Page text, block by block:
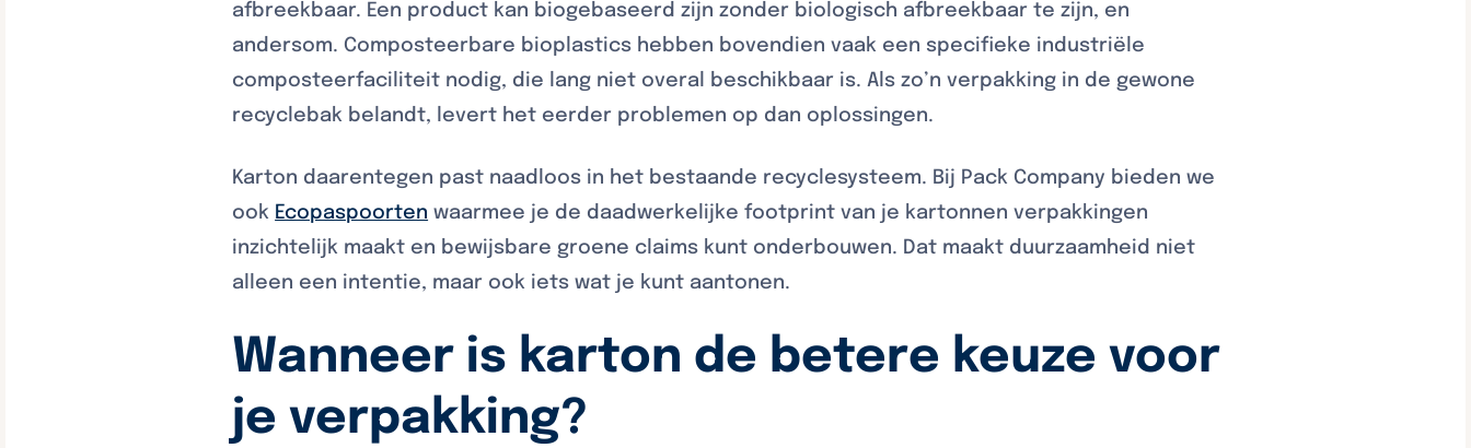
afbreekbaar. Een product kan biogebaseerd zijn zonder biologisch afbreekbaar te zijn, en
andersom. Composteerbare bioplastics hebben bovendien vaak een specifieke industriële
composteerfaciliteit nodig, die lang niet overal beschikbaar is. Als zo’n verpakking in de gewone
recyclebak belandt, levert het eerder problemen op dan oplossingen.
Karton daarentegen past naadloos in het bestaande recyclesysteem. Bij Pack Company bieden we
ook Ecopaspoorten waarmee je de daadwerkelijke footprint van je kartonnen verpakkingen
inzichtelijk maakt en bewijsbare groene claims kunt onderbouwen. Dat maakt duurzaamheid niet
alleen een intentie, maar ook iets wat je kunt aantonen.
Wanneer is karton de betere keuze voor
je verpakking?